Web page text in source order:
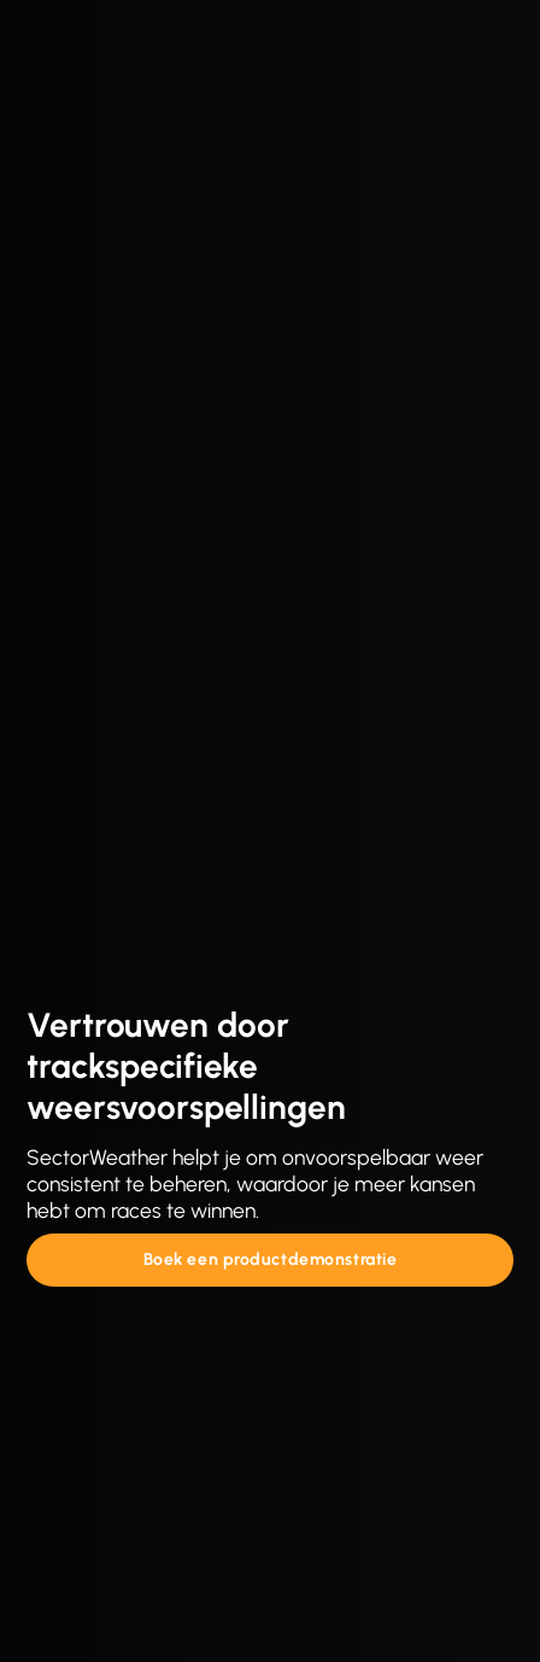
Vertrouwen door
trackspecifieke
weersvoorspellingen
SectorWeather helpt je om onvoorspelbaar weer
consistent te beheren, waardoor je meer kansen
hebt om races te winnen.
Boek een productdemonstratie